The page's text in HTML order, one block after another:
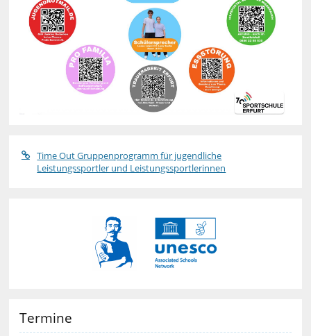
Time Out Gruppenprogramm für jugendliche
Leistungssportler und Leistungssportlerinnen
Termine